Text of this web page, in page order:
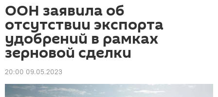
ООН заявила об
отсутствии экспорта
удобрений в рамках
зерновой сделки
20:00 09.05.2023